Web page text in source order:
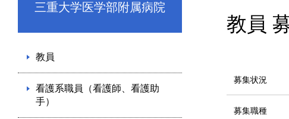
三重大学医学部附属病院
教員
看護系職員（看護師、看護助
手）
教員
募集状況
募集職種